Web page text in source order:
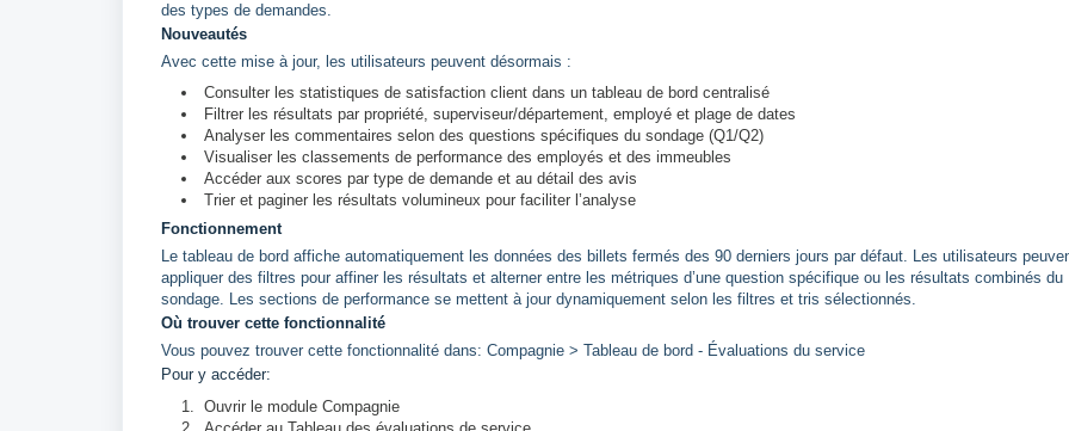
des types de demandes.
Nouveautés
Avec cette mise à jour, les utilisateurs peuvent désormais :
Consulter les statistiques de satisfaction client dans un tableau de bord centralisé
Filtrer les résultats par propriété, superviseur/département, employé et plage de dates
Analyser les commentaires selon des questions spécifiques du sondage (Q1/Q2)
Visualiser les classements de performance des employés et des immeubles
Accéder aux scores par type de demande et au détail des avis
Trier et paginer les résultats volumineux pour faciliter l’analyse
Fonctionnement
Le tableau de bord affiche automatiquement les données des billets fermés des 90 derniers jours par défaut. Les utilisateurs
appliquer des filtres pour affiner les résultats et alterner entre les métriques d’une question spécifique ou les résultats combinés du
sondage. Les sections de performance se mettent à jour dynamiquement selon les filtres et tris sélectionnés.
Où trouver cette fonctionnalité
Vous pouvez trouver cette fonctionnalité dans: Compagnie > Tableau de bord - Évaluations du service
Pour y accéder:
Ouvrir le module Compagnie